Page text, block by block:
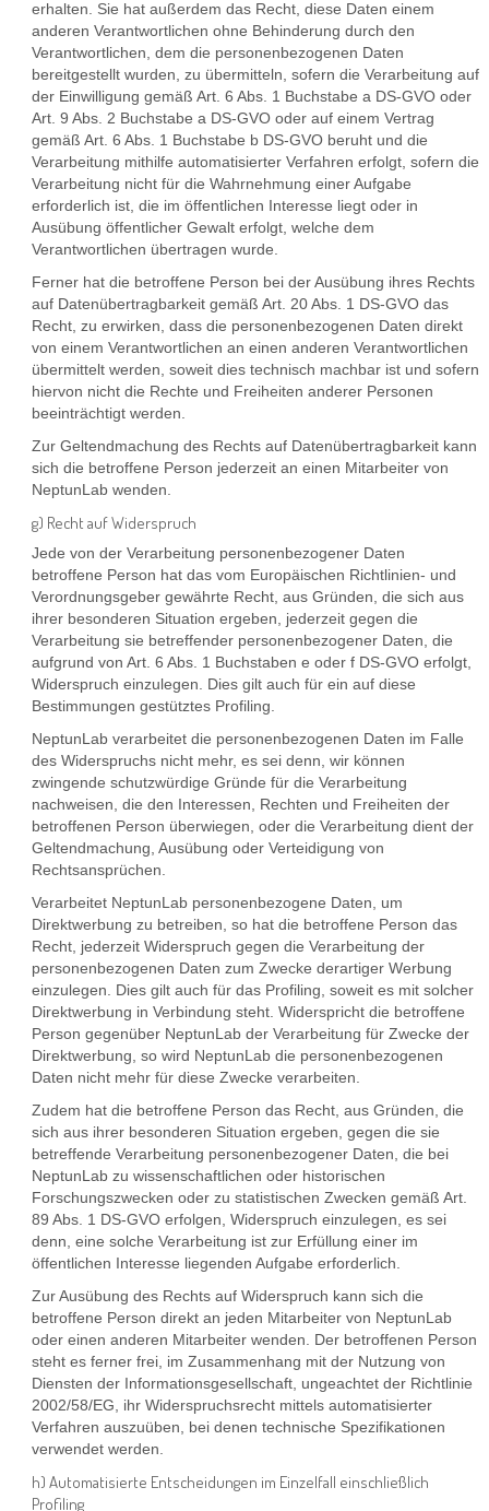
erhalten. Sie hat außerdem das Recht, diese Daten einem
anderen Verantwortlichen ohne Behinderung durch den
Verantwortlichen, dem die personenbezogenen Daten
bereitgestellt wurden, zu übermitteln, sofern die Verarbeitung auf
der Einwilligung gemäß Art. 6 Abs. 1 Buchstabe a DS-GVO oder
Art. 9 Abs. 2 Buchstabe a DS-GVO oder auf einem Vertrag
gemäß Art. 6 Abs. 1 Buchstabe b DS-GVO beruht und die
Verarbeitung mithilfe automatisierter Verfahren erfolgt, sofern die
Verarbeitung nicht für die Wahrnehmung einer Aufgabe
erforderlich ist, die im öffentlichen Interesse liegt oder in
Ausübung öffentlicher Gewalt erfolgt, welche dem
Verantwortlichen übertragen wurde.
Ferner hat die betroffene Person bei der Ausübung ihres Rechts
auf Datenübertragbarkeit gemäß Art. 20 Abs. 1 DS-GVO das
Recht, zu erwirken, dass die personenbezogenen Daten direkt
von einem Verantwortlichen an einen anderen Verantwortlichen
übermittelt werden, soweit dies technisch machbar ist und sofern
hiervon nicht die Rechte und Freiheiten anderer Personen
beeinträchtigt werden.
Zur Geltendmachung des Rechts auf Datenübertragbarkeit kann
sich die betroffene Person jederzeit an einen Mitarbeiter von
NeptunLab wenden.
g) Recht auf Widerspruch
Jede von der Verarbeitung personenbezogener Daten
betroffene Person hat das vom Europäischen Richtlinien- und
Verordnungsgeber gewährte Recht, aus Gründen, die sich aus
ihrer besonderen Situation ergeben, jederzeit gegen die
Verarbeitung sie betreffender personenbezogener Daten, die
aufgrund von Art. 6 Abs. 1 Buchstaben e oder f DS-GVO erfolgt,
Widerspruch einzulegen. Dies gilt auch für ein auf diese
Bestimmungen gestütztes Profiling.
NeptunLab verarbeitet die personenbezogenen Daten im Falle
des Widerspruchs nicht mehr, es sei denn, wir können
zwingende schutzwürdige Gründe für die Verarbeitung
nachweisen, die den Interessen, Rechten und Freiheiten der
betroffenen Person überwiegen, oder die Verarbeitung dient der
Geltendmachung, Ausübung oder Verteidigung von
Rechtsansprüchen.
Verarbeitet NeptunLab personenbezogene Daten, um
Direktwerbung zu betreiben, so hat die betroffene Person das
Recht, jederzeit Widerspruch gegen die Verarbeitung der
personenbezogenen Daten zum Zwecke derartiger Werbung
einzulegen. Dies gilt auch für das Profiling, soweit es mit solcher
Direktwerbung in Verbindung steht. Widerspricht die betroffene
Person gegenüber NeptunLab der Verarbeitung für Zwecke der
Direktwerbung, so wird NeptunLab die personenbezogenen
Daten nicht mehr für diese Zwecke verarbeiten.
Zudem hat die betroffene Person das Recht, aus Gründen, die
sich aus ihrer besonderen Situation ergeben, gegen die sie
betreffende Verarbeitung personenbezogener Daten, die bei
NeptunLab zu wissenschaftlichen oder historischen
Forschungszwecken oder zu statistischen Zwecken gemäß Art.
89 Abs. 1 DS-GVO erfolgen, Widerspruch einzulegen, es sei
denn, eine solche Verarbeitung ist zur Erfüllung einer im
öffentlichen Interesse liegenden Aufgabe erforderlich.
Zur Ausübung des Rechts auf Widerspruch kann sich die
betroffene Person direkt an jeden Mitarbeiter von NeptunLab
oder einen anderen Mitarbeiter wenden. Der betroffenen Person
steht es ferner frei, im Zusammenhang mit der Nutzung von
Diensten der Informationsgesellschaft, ungeachtet der Richtlinie
2002/58/EG, ihr Widerspruchsrecht mittels automatisierter
Verfahren auszuüben, bei denen technische Spezifikationen
verwendet werden.
h) Automatisierte Entscheidungen im Einzelfall einschließlich
Profiling